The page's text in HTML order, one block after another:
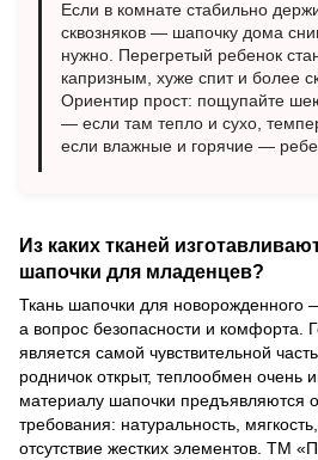
Если в комнате стабильно
сквозняков — шапочку дома
нужно. Перегретый ребенок
капризным, хуже спит и более
Ориентир прост: пощупайте
— если там тепло и сухо,
если влажные и горячие —
Из каких тканей
шапочки для младенцев?
Ткань шапочки для новорожденного
а вопрос безопасности и комфорта.
является самой чувствительной
родничок открыт, теплообмен очень
материалу шапочки предъявляются
требования: натуральность,
отсутствие жестких элементов. ТМ